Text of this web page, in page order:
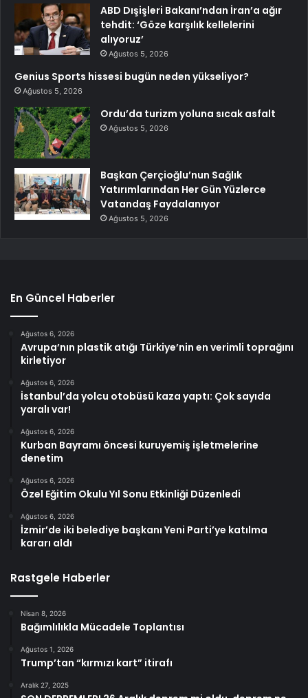
ABD Dışişleri Bakanı’ndan İran’a ağır
tehdit: ‘Göze karşılık kellelerini
alıyoruz’
Ağustos 5, 2026
Genius Sports hissesi bugün neden yükseliyor?
Ağustos 5, 2026
Ordu’da turizm yoluna sıcak asfalt
Ağustos 5, 2026
Başkan Çerçioğlu’nun Sağlık
Yatırımlarından Her Gün Yüzlerce
Vatandaş Faydalanıyor
Ağustos 5, 2026
En Güncel Haberler
Ağustos 6, 2026
Avrupa’nın plastik atığı Türkiye’nin en verimli toprağını
kirletiyor
Ağustos 6, 2026
İstanbul’da yolcu otobüsü kaza yaptı: Çok sayıda
yaralı var!
Ağustos 6, 2026
Kurban Bayramı öncesi kuruyemiş işletmelerine
denetim
Ağustos 6, 2026
Özel Eğitim Okulu Yıl Sonu Etkinliği Düzenledi
Ağustos 6, 2026
İzmir’de iki belediye başkanı Yeni Parti’ye katılma
kararı aldı
Rastgele Haberler
Nisan 8, 2026
Bağımlılıkla Mücadele Toplantısı
Ağustos 1, 2026
Trump’tan “kırmızı kart” itirafı
Aralık 27, 2025